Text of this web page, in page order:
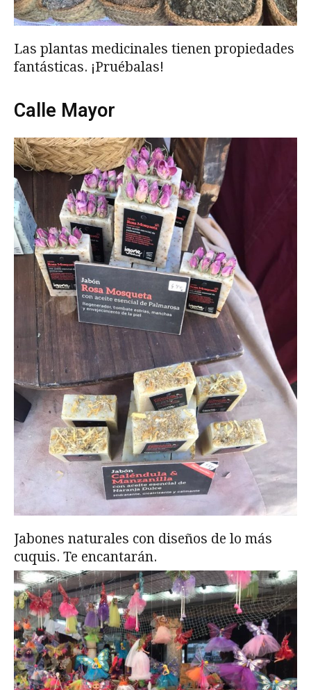
Las plantas medicinales tienen propiedades
fantásticas. ¡Pruébalas!
Calle Mayor
Jabones naturales con diseños de lo más
cuquis. Te encantarán.